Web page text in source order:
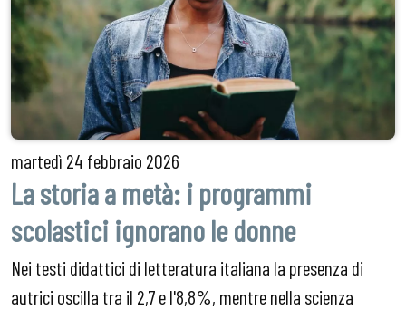
martedì 24 febbraio 2026
La storia a metà: i programmi
scolastici ignorano le donne
Nei testi didattici di letteratura italiana la presenza di
autrici oscilla tra il 2,7 e l'8,8%, mentre nella scienza